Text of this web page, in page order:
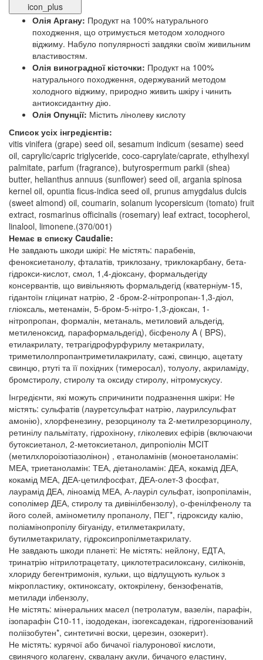
icon_plus
Олія Аргану: Продукт на 100% натурального
походження, що отримується методом холодного
віджиму. Набуло популярності завдяки своїм живильним
властивостям.
Олія виноградної кісточки: Продукт на 100%
натурального походження, одержуваний методом
холодного віджиму, природно живить шкіру і чинить
антиоксидантну дію.
Олія Опунції: Містить лінолеву кислоту
Список усіх інгредієнтів:
vitis vinifera (grape) seed oil, sesamum indicum (sesame) seed
oil, caprylic/capric triglyceride, coco-caprylate/caprate, ethylhexyl
palmitate, parfum (fragrance), butyrospermum parkii (shea)
butter, helianthus annuus (sunflower) seed oil, argania spinosa
kernel oil, opuntia ficus-indica seed oil, prunus amygdalus dulcis
(sweet almond) oil, coumarin, solanum lycopersicum (tomato) fruit
extract, rosmarinus officinalis (rosemary) leaf extract, tocopherol,
linalool, limonene.(370/001)
Немає в списку Caudalie:
Не завдають шкоди шкірі: Не містять: парабенів,
феноксиетанолу, фталатів, триклозану, триклокарбану, бета-
гідрокси-кислот, смол, 1,4-діоксану, формальдегіду
консервантів, що вивільняють формальдегід (кватерніум-15,
гідантоїн гліцинат натрію, 2 -бром-2-нітропропан-1,3-діол,
гліоксаль, метенамін, 5-бром-5-нітро-1,3-діоксан, 1-
нітропропан, формалін, метаналь, метиловий альдегід,
метиленоксид, параформальдегід), бісфенолу A ( BPS),
етилакрилату, тетрагідрофурфурилу метакрилату,
триметилолпропантриметилакрилату, сажі, свинцю, ацетату
свинцю, ртуті та її похідних (тимеросал), толуолу, акриламіду,
бромстиролу, стиролу та оксиду стиролу, нітромускусу.
Інгредієнти, які можуть спричинити подразнення шкіри: Не
містять: сульфатів (лауретсульфат натрію, лаурилсульфат
амонію), хлорфенезину, резорцинолу та 2-метилрезорцинолу,
ретинілу пальмітату, гідрохінону, гліколевих ефірів (включаючи
бутоксиетанол, 2-метоксиетанол, дипропіолін MCIT
(метилхлороізотіазолінон) , етаноламінів (моноетаноламін:
МЕА, триетаноламін: ТЕА, діетаноламін: ДЕА, кокамід ДЕА,
кокамід МЕА, ДЕА-цетилфосфат, ДЕА-олет-3 фосфат,
лаурамід ДЕА, ліноамід МЕА, А-лауріл сульфат, ізопропіламін,
сополімер ДЕА, стиролу та дивінілбензолу), о-фенілфенолу та
його солей, амінометилу пропанолу, ПЕГ*, гідроксиду калію,
поліамінопропілу бігуаніду, етилметакрилату,
бутилметакрилату, гідроксипропілметакрилату.
Не завдають шкоди планеті: Не містять: нейлону, ЕДТА,
тринатрію нітрилотрацетату, циклотетрасилоксану, силіконів,
хлориду бегентримонія, кульки, що відлущують кульок з
мікропластику, октиноксату, октокрілену, бензофенатів,
метилади ілбензолу,
Не містять: мінеральних масел (петролатум, вазелін, парафін,
ізопарафін C10-11, ізододекан, ізогексадекан, гідрогенізований
поліізобутен*, синтетичні воски, церезин, озокерит).
Не містять: курячої або бичачої гіалуронової кислоти,
свинячого колагену, сквалану акули, бичачого еластину,